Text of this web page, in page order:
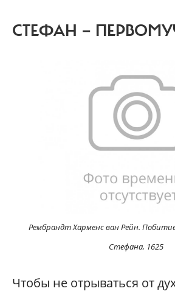
СТЕФАН —
Рембрандт Харменс ван Рейн.
Стефана, 1625
Чтобы не отрываться от